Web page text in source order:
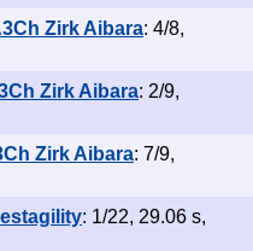
Zirk Aibara: 4/8,
Zirk Aibara: 2/9,
Zirk Aibara: 7/9,
: 1/22, 29.06 s,